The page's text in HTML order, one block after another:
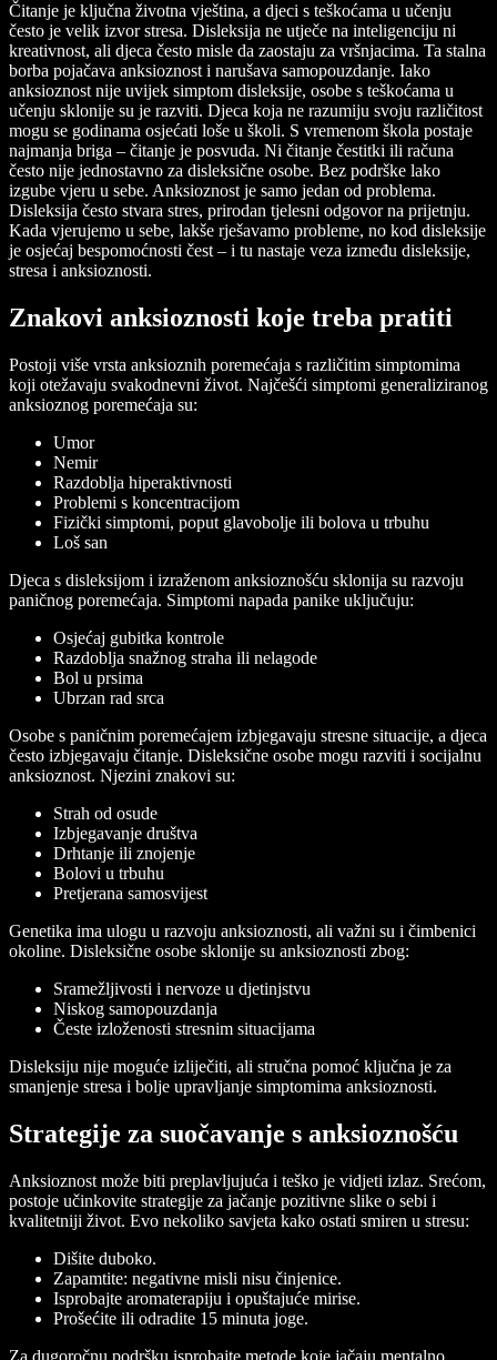
Čitanje je ključna životna vještina, a djeci s teškoćama u učenju
često je velik izvor stresa. Disleksija ne utječe na inteligenciju ni
kreativnost, ali djeca često misle da zaostaju za vršnjacima. Ta stalna
borba pojačava anksioznost i narušava samopouzdanje. Iako
anksioznost nije uvijek simptom disleksije, osobe s teškoćama u
učenju sklonije su je razviti. Djeca koja ne razumiju svoju različitost
mogu se godinama osjećati loše u školi. S vremenom škola postaje
najmanja briga – čitanje je posvuda. Ni čitanje čestitki ili računa
često nije jednostavno za disleksične osobe. Bez podrške lako
izgube vjeru u sebe. Anksioznost je samo jedan od problema.
Disleksija često stvara stres, prirodan tjelesni odgovor na prijetnju.
Kada vjerujemo u sebe, lakše rješavamo probleme, no kod disleksije
je osjećaj bespomoćnosti čest – i tu nastaje veza između disleksije,
stresa i anksioznosti.
Znakovi anksioznosti koje treba pratiti
Postoji više vrsta anksioznih poremećaja s različitim simptomima
koji otežavaju svakodnevni život. Najčešći simptomi generaliziranog
anksioznog poremećaja su:
Umor
Nemir
Razdoblja hiperaktivnosti
Problemi s koncentracijom
Fizički simptomi, poput glavobolje ili bolova u trbuhu
Loš san
Djeca s disleksijom i izraženom anksioznošću sklonija su razvoju
paničnog poremećaja. Simptomi napada panike uključuju:
Osjećaj gubitka kontrole
Razdoblja snažnog straha ili nelagode
Bol u prsima
Ubrzan rad srca
Osobe s paničnim poremećajem izbjegavaju stresne situacije, a djeca
često izbjegavaju čitanje. Disleksične osobe mogu razviti i socijalnu
anksioznost. Njezini znakovi su:
Strah od osude
Izbjegavanje društva
Drhtanje ili znojenje
Bolovi u trbuhu
Pretjerana samosvijest
Genetika ima ulogu u razvoju anksioznosti, ali važni su i čimbenici
okoline. Disleksične osobe sklonije su anksioznosti zbog:
Sramežljivosti i nervoze u djetinjstvu
Niskog samopouzdanja
Česte izloženosti stresnim situacijama
Disleksiju nije moguće izliječiti, ali stručna pomoć ključna je za
smanjenje stresa i bolje upravljanje simptomima anksioznosti.
Strategije za suočavanje s anksioznošću
Anksioznost može biti preplavljujuća i teško je vidjeti izlaz. Srećom,
postoje učinkovite strategije za jačanje pozitivne slike o sebi i
kvalitetniji život. Evo nekoliko savjeta kako ostati smiren u stresu:
Dišite duboko.
Zapamtite: negativne misli nisu činjenice.
Isprobajte aromaterapiju i opuštajuće mirise.
Prošećite ili odradite 15 minuta joge.
Za dugoročnu podršku isprobajte metode koje jačaju mentalno